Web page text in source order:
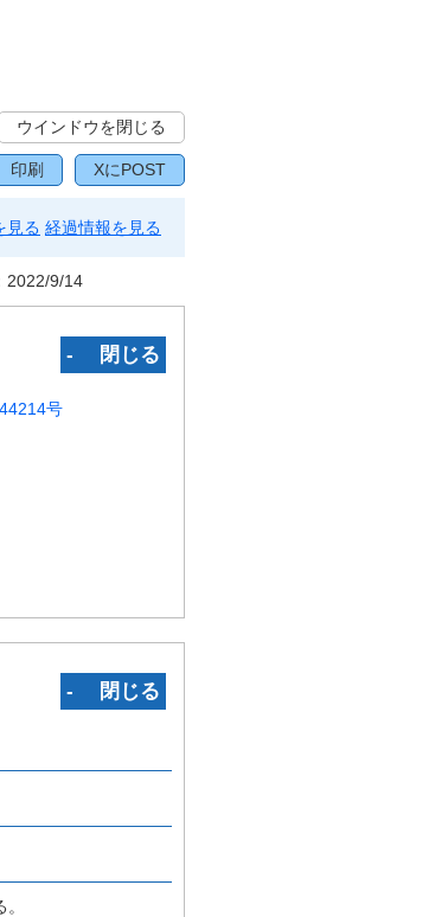
ウインドウを閉じる
印刷 XにPOST
見る 経過情報を見る
2022/9/14
‐ 閉じる
号
‐ 閉じる